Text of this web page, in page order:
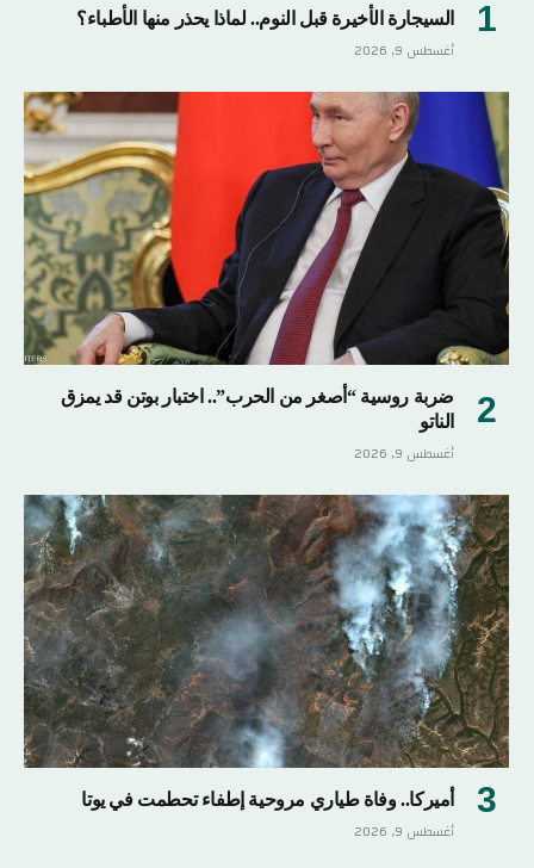
السيجارة الأخيرة قبل النوم.. لماذا يحذر منها الأطباء؟
أغسطس 9, 2026
ضربة روسية “أصغر من الحرب”.. اختبار بوتن قد يمزق
الناتو
أغسطس 9, 2026
أميركا.. وفاة طياري مروحية إطفاء تحطمت في يوتا
أغسطس 9, 2026